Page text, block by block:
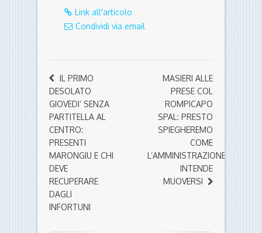
Link all'articolo
Condividi via email
IL PRIMO
DESOLATO
GIOVEDI’ SENZA
PARTITELLA AL
CENTRO:
PRESENTI
MARONGIU E CHI
DEVE
RECUPERARE
DAGLI
INFORTUNI
MASIERI ALLE
PRESE COL
ROMPICAPO
SPAL: PRESTO
SPIEGHEREMO
COME
L’AMMINISTRAZIONE
INTENDE
MUOVERSI